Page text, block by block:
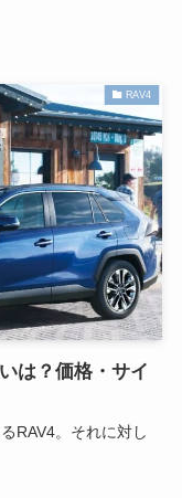
RAV4
は？価格・サイ
RAV4。それに対し